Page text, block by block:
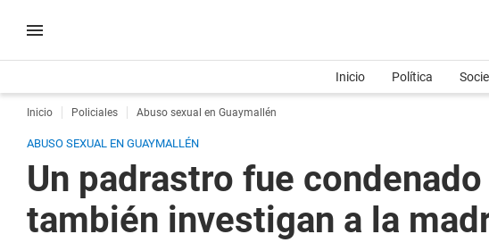
Inicio Política
Inicio Policiales Abuso sexual en Guaymallén
ABUSO SEXUAL EN GUAYMALLÉN
Un padrastro fue
también investigan a la